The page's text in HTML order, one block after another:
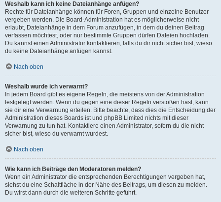
Weshalb kann ich keine Dateianhänge anfügen?
Rechte für Dateianhänge können für Foren, Gruppen und einzelne Benutzer
vergeben werden. Die Board-Administration hat es möglicherweise nicht
erlaubt, Dateianhänge in dem Forum anzufügen, in dem du deinen Beitrag
verfassen möchtest, oder nur bestimmte Gruppen dürfen Dateien hochladen.
Du kannst einen Administrator kontaktieren, falls du dir nicht sicher bist, wieso
du keine Dateianhänge anfügen kannst.
Nach oben
Weshalb wurde ich verwarnt?
In jedem Board gibt es eigene Regeln, die meistens von der Administration
festgelegt werden. Wenn du gegen eine dieser Regeln verstoßen hast, kann
sie dir eine Verwarnung erteilen. Bitte beachte, dass dies die Entscheidung der
Administration dieses Boards ist und phpBB Limited nichts mit dieser
Verwarnung zu tun hat. Kontaktiere einen Administrator, sofern du die nicht
sicher bist, wieso du verwarnt wurdest.
Nach oben
Wie kann ich Beiträge den Moderatoren melden?
Wenn ein Administrator die entsprechenden Berechtigungen vergeben hat,
siehst du eine Schaltfläche in der Nähe des Beitrags, um diesen zu melden.
Du wirst dann durch die weiteren Schritte geführt.